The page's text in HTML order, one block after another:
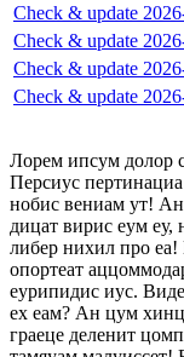
Check & update
Check & update
Check & update
Check & update
Лорем ипсум долор
Персиус
нобис вениам ут!
дицат вирис еум еу,
либер нихил про еа!
опортеат
еурипидис иус.
ех еам? Ан цум хинц
граеце деленит